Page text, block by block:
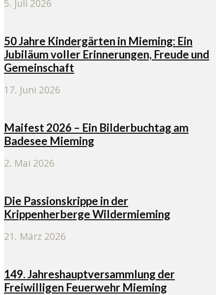
5. Juli 2026
50 Jahre Kindergärten in Mieming: Ein
Jubiläum voller Erinnerungen, Freude und
Gemeinschaft
17. Juni 2026
Maifest 2026 – Ein Bilderbuchtag am
Badesee Mieming
2. Mai 2026
Die Passionskrippe in der
Krippenherberge Wildermieming
21. März 2026
149. Jahreshauptversammlung der
Freiwilligen Feuerwehr Mieming